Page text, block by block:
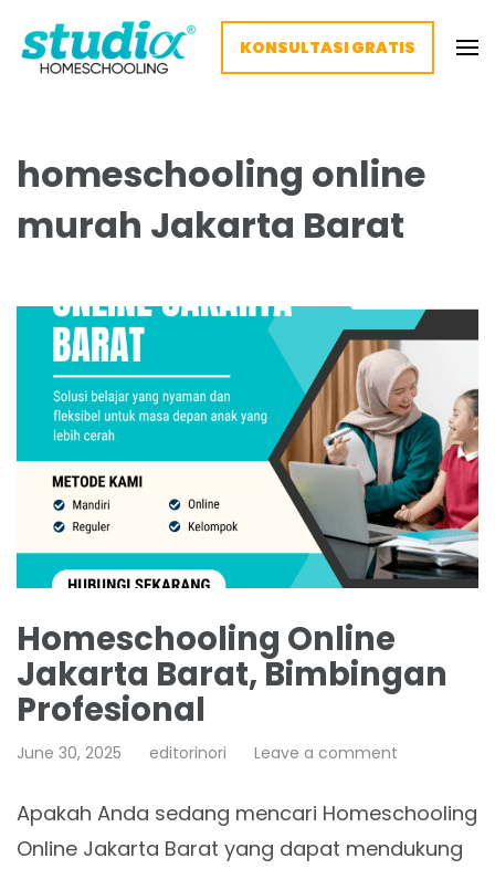
KONSULTASI GRATIS
homeschooling online
murah Jakarta Barat
Homeschooling Online
Jakarta Barat, Bimbingan
Profesional
June 30, 2025 editorinori Leave a comment
Apakah Anda sedang mencari Homeschooling
Online Jakarta Barat yang dapat mendukung